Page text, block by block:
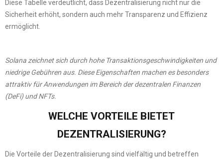
Diese Tabelle verdeutlicht, dass Dezentralisierung nicht nur die
Sicherheit erhöht, sondern auch mehr Transparenz und Effizienz
ermöglicht.
Solana zeichnet sich durch hohe Transaktionsgeschwindigkeiten und
niedrige Gebühren aus. Diese Eigenschaften machen es besonders
attraktiv für Anwendungen im Bereich der dezentralen Finanzen
(DeFi) und NFTs.
WELCHE VORTEILE BIETET
DEZENTRALISIERUNG?
Die Vorteile der Dezentralisierung sind vielfältig und betreffen